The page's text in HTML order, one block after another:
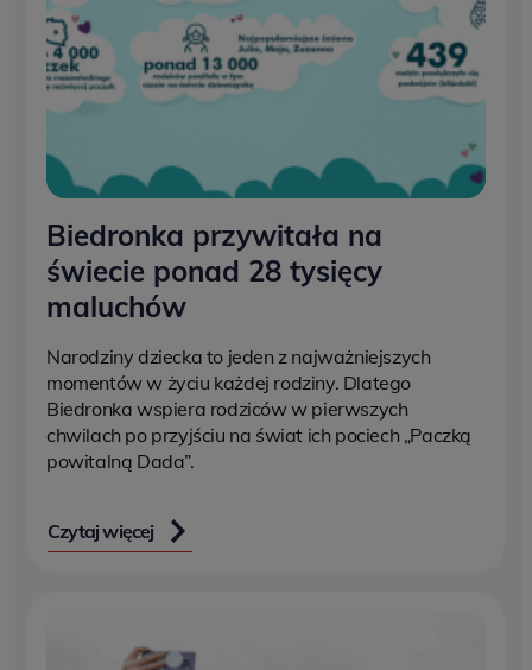
Biedronka przywitała na
świecie ponad 28 tysięcy
maluchów
Narodziny dziecka to jeden z najważniejszych
momentów w życiu każdej rodziny. Dlatego
Biedronka wspiera rodziców w pierwszych
chwilach po przyjściu na świat ich pociech „Paczką
powitalną Dada”.
Czytaj więcej